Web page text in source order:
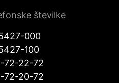
številke
000
100
72-22-72
72-20-72